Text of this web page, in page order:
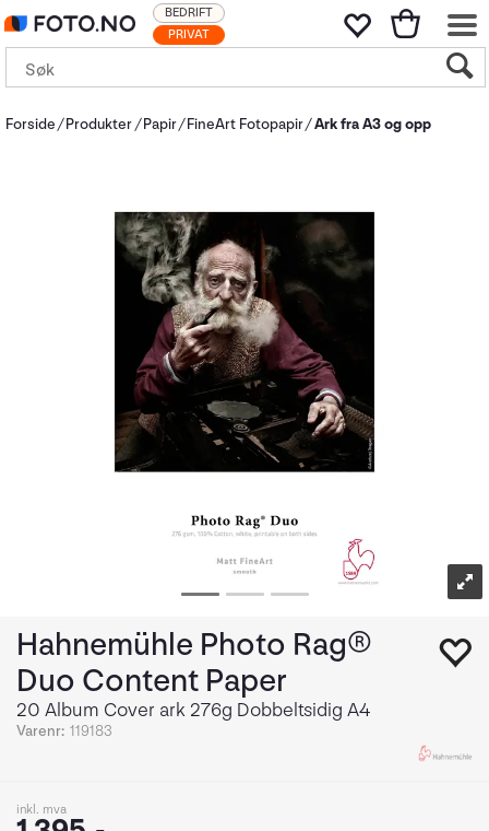
PRIVAT
BEDRIFT
Forside Produkter Papir FineArt Fotopapir Ark fra A3 og opp
Hahnemühle Photo Rag®
Duo Content Paper
20 Album Cover ark 276g Dobbeltsidig A4
Varenr: 119183
inkl. mva